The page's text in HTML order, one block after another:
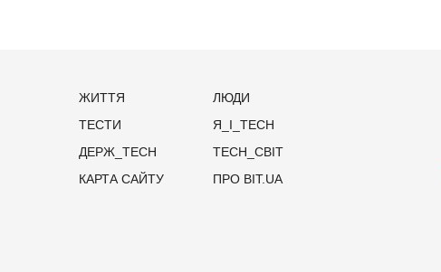
ЖИТТЯ
ЛЮДИ
ТЕСТИ
Я_І_TECH
ДЕРЖ_TECH
TECH_СВІТ
КАРТА САЙТУ
ПРО BIT.UA